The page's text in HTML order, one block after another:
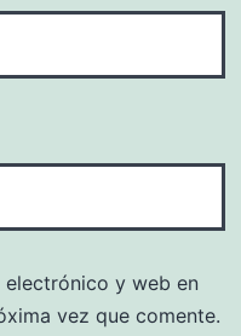
y web en
vez que comente.